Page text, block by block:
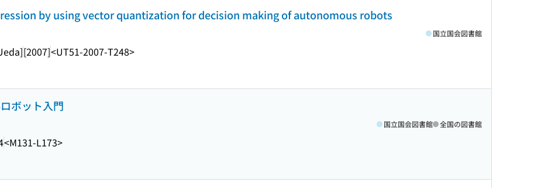
by using vector quantization for decision making of autonomous robots
[2007]<UT51-2007-T248>
国立国会図書館
ボット入門
<M131-L173>
国立国会図書館 全国の図書館